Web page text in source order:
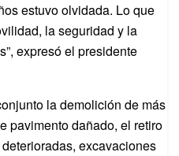
estuvo olvidada. Lo que
la seguridad y la
expresó el presidente
la demolición de más
pavimento dañado, el retiro
excavaciones